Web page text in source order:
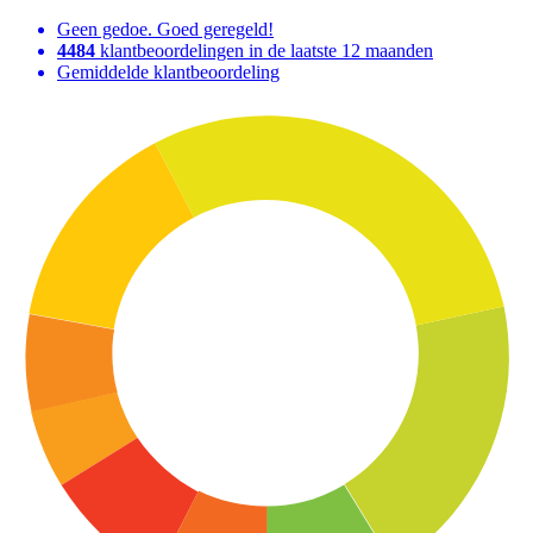
Geen gedoe. Goed geregeld!
4484 klantbeoordelingen in de laatste 12 maanden
Gemiddelde klantbeoordeling